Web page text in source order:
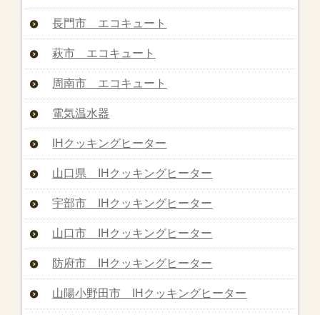
長門市 エコキュート
萩市 エコキュート
周南市 エコキュート
電気温水器
IHクッキングヒーター
山口県 IHクッキングヒーター
宇部市 IHクッキングヒーター
山口市 IHクッキングヒーター
防府市 IHクッキングヒーター
山陽小野田市 IHクッキングヒーター